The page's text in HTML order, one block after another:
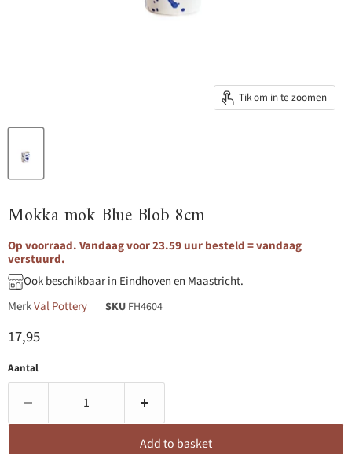
Tik om in te zoomen
Mokka mok Blue Blob 8cm
Op voorraad. Vandaag voor 23.59 uur besteld = vandaag
verstuurd.
Ook beschikbaar in Eindhoven en Maastricht.
MerkVal Pottery SKU FH4604
Huidige prijs
17,95
Aantal
Add to basket